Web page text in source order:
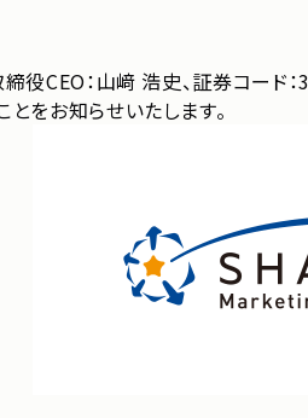
役CEO：山﨑 浩史、証券コード
をお知らせいたします。